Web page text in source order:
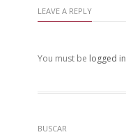
LEAVE A REPLY
You must be logged in
BUSCAR